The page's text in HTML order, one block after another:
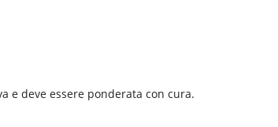
e deve essere ponderata con cura.